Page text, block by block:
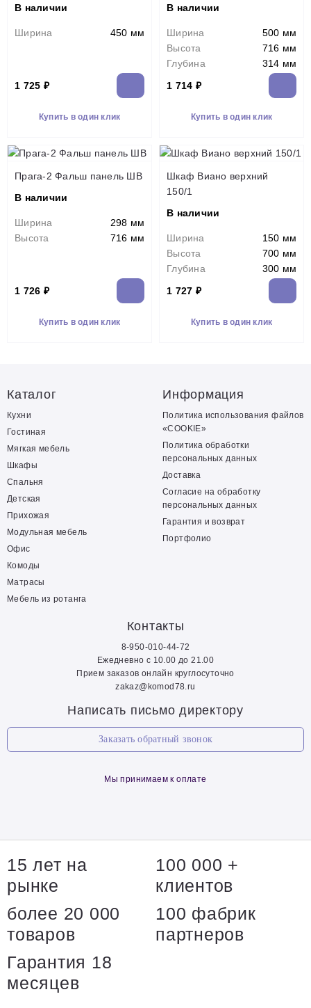
В наличии
Ширина 450 мм
1 725 ₽
Купить в один клик
В наличии
Ширина
500 мм
Высота
716 мм
Глубина
314 мм
1 714 ₽
Купить в один клик
Прага-2 Фальш панель ШВ
В наличии
Ширина
298 мм
Высота
716 мм
1 726 ₽
Купить в один клик
Шкаф Виано верхний
150/1
В наличии
Ширина
150 мм
Высота
700 мм
Глубина
300 мм
1 727 ₽
Купить в один клик
Каталог
Кухни
Гостиная
Мягкая мебель
Шкафы
Спальня
Детская
Прихожая
Модульная мебель
Офис
Комоды
Матрасы
Мебель из ротанга
Информация
Политика использования файлов
«COOKIE»
Политика обработки
персональных данных
Доставка
Согласие на обработку
персональных данных
Гарантия и возврат
Портфолио
Контакты
8-950-010-44-72
Ежедневно с 10.00 до 21.00
Прием заказов онлайн круглосуточно
zakaz@komod78.ru
Написать письмо директору
Заказать обратный звонок
Мы принимаем к оплате
15 лет на
рынке
100 000 +
клиентов
более 20 000
товаров
100 фабрик
партнеров
Гарантия 18
месяцев